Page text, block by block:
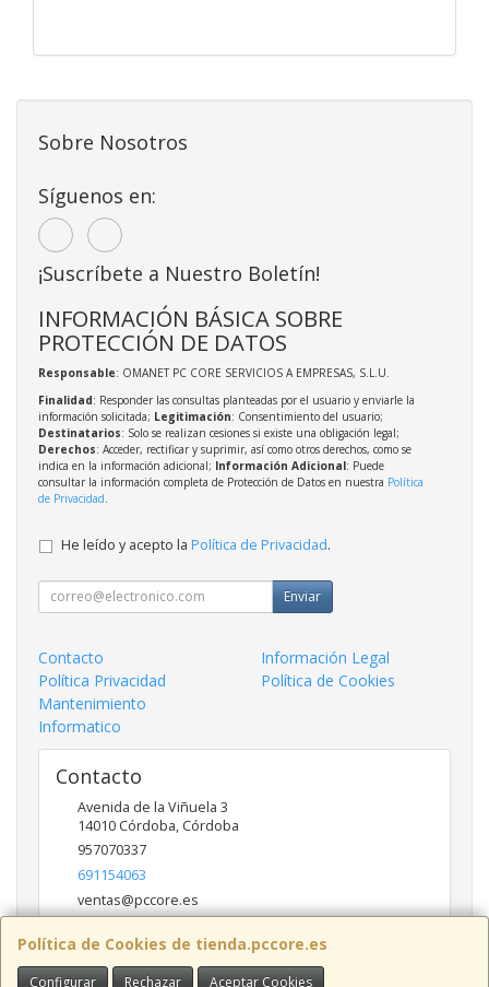
Política de Cookies de tienda.pccore.es
Configurar Rechazar Aceptar Cookies
Sobre Nosotros
Síguenos en:
¡Suscríbete a Nuestro Boletín!
INFORMACIÓN BÁSICA SOBRE
PROTECCIÓN DE DATOS
Responsable: OMANET PC CORE SERVICIOS A EMPRESAS, S.L.U.
Finalidad: Responder las consultas planteadas por el usuario y enviarle la
información solicitada; Legitimación: Consentimiento del usuario;
Destinatarios: Solo se realizan cesiones si existe una obligación legal;
Derechos: Acceder, rectificar y suprimir, así como otros derechos, como se
indica en la información adicional; Información Adicional: Puede
consultar la información completa de Protección de Datos en nuestra Política
de Privacidad
He leído y acepto la Política de Privacidad.
Enviar
Contacto
Información Legal
Política Privacidad
Política de Cookies
Mantenimiento
Informatico
Contacto
Avenida de la Viñuela 3
14010 Córdoba, Córdoba
957070337
691154063
ventas@pccore.es
Horario